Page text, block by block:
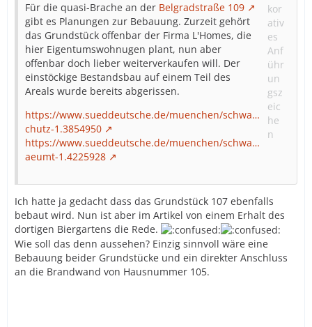
Für die quasi-Brache an der Belgradstraße 109
gibt es Planungen zur Bebauung. Zurzeit gehört
das Grundstück offenbar der Firma L'Homes, die
hier Eigentumswohnugen plant, nun aber
offenbar doch lieber weiterverkaufen will. Der
einstöckige Bestandsbau auf einem Teil des
Areals wurde bereits abgerissen.
https://www.sueddeutsche.de/muenchen/schwa…
chutz-1.3854950
https://www.sueddeutsche.de/muenchen/schwa…
aeumt-1.4225928
Ich hatte ja gedacht dass das Grundstück 107 ebenfalls
bebaut wird. Nun ist aber im Artikel von einem Erhalt des
dortigen Biergartens die Rede.
Wie soll das denn aussehen? Einzig sinnvoll wäre eine
Bebauung beider Grundstücke und ein direkter Anschluss
an die Brandwand von Hausnummer 105.